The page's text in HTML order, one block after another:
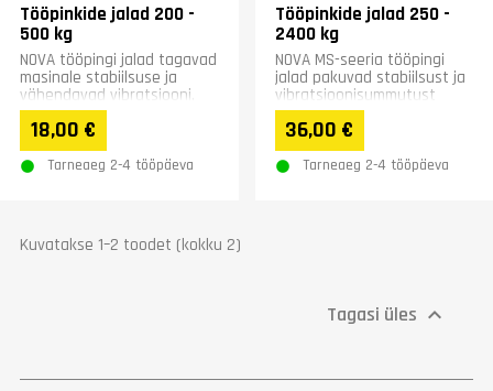
Tööpinkide jalad 200 -
500 kg
NOVA tööpingi jalad tagavad
masinale stabiilsuse ja
vähendavad vibratsiooni.
Kummist põhjaga tugev
konstruktsioon sobib...
18,00 €
Tarneaeg 2-4 tööpäeva
Tööpinkide jalad 250 -
2400 kg
NOVA MS-seeria tööpingi
jalad pakuvad stabiilsust ja
vibratsioonisummutust
tööpinkidele ja seadmetele.
Kummipõhi Shore A...
36,00 €
Tarneaeg 2-4 tööpäeva
Kuvatakse 1–2 toodet (kokku 2)
Tagasi üles 